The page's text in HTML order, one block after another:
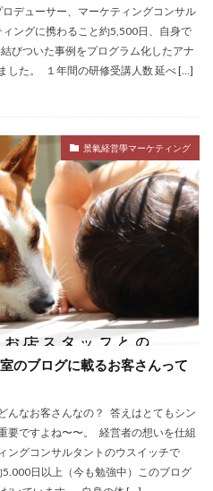
デューサー、マーケティングコンサル
ングに携わること約5,500日、自身で
びついた事例をプログラム化したアナ
した。 １年間の研修受講人数 延べ […]
景氣経営學マーケティング
のブログに載るお客さんって
んなお客さんなの？ 答えはとてもシン
要ですよね〜〜。 経営者の想いを仕組
ングコンサルタントのウスイッチで
日以上（今も勉強中）このブログ